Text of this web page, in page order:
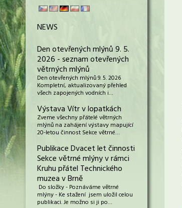
NEWS
Den otevřených mlýnů 9. 5.
2026 - seznam otevřených
větrných mlýnů
Den otevřených mlýnů 9. 5. 2026
Kompletní, aktualizovaný přehled
všech zapojených vodních i…
Výstava Vítr v lopatkách
Zveme všechny přátelé větrných
mlýnů na zahájení výstavy mapující
20-letou činnost Sekce větrné…
Publikace Dvacet let činnosti
Sekce větrné mlýny v rámci
Kruhu přátel Technického
muzea v Brně
Do složky - Poznáváme větrné
mlýny - Ke stažení jsem uložil celou
publikaci. Je možno si ji po…